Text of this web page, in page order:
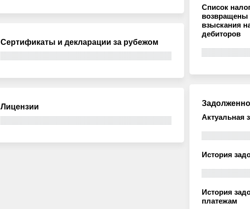
Сертификаты и декларации за рубежом
Лицензии
Список
возвращены
взыскания
дебиторов
Актуальная
История
История
платежам